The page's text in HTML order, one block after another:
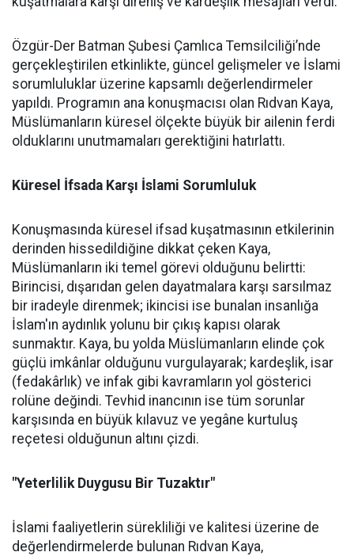
Özgür-Der Batman Şubesi Çamlıca Temsilciliği’nde
gerçekleştirilen etkinlikte, güncel gelişmeler ve İslami
sorumluluklar üzerine kapsamlı değerlendirmeler
yapıldı. Programın ana konuşmacısı olan Rıdvan Kaya,
Müslümanların küresel ölçekte büyük bir ailenin ferdi
olduklarını unutmamaları gerektiğini hatırlattı.
Küresel İfsada Karşı İslami Sorumluluk
Konuşmasında küresel ifsad kuşatmasının etkilerinin
derinden hissedildiğine dikkat çeken Kaya,
Müslümanların iki temel görevi olduğunu belirtti:
Birincisi, dışarıdan gelen dayatmalara karşı sarsılmaz
bir iradeyle direnmek; ikincisi ise bunalan insanlığa
İslam'ın aydınlık yolunu bir çıkış kapısı olarak
sunmaktır. Kaya, bu yolda Müslümanların elinde çok
güçlü imkânlar olduğunu vurgulayarak; kardeşlik, isar
(fedakârlık) ve infak gibi kavramların yol gösterici
rolüne değindi. Tevhid inancının ise tüm sorunlar
karşısında en büyük kılavuz ve yegâne kurtuluş
reçetesi olduğunun altını çizdi.
"Yeterlilik Duygusu Bir Tuzaktır"
İslami faaliyetlerin sürekliliği ve kalitesi üzerine de
değerlendirmelerde bulunan Rıdvan Kaya,